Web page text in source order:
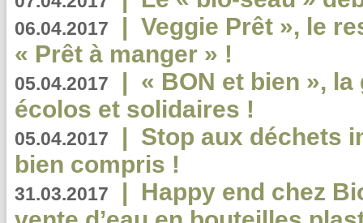
06.04.2017 | Veggie Prêt », le
« Prêt à manger » !
05.04.2017 | « BON et bien »,
écolos et solidaires !
05.04.2017 | Stop aux déchets
bien compris !
31.03.2017 | Happy end chez